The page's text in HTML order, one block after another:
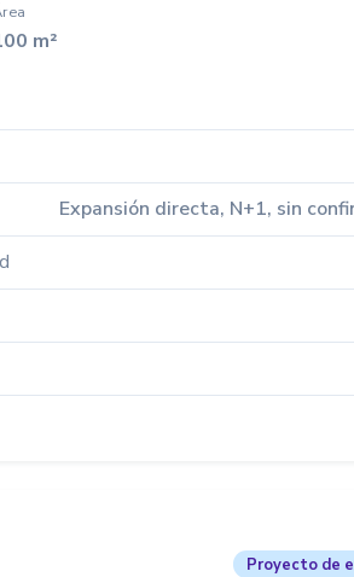
m²
Expansión directa, N+1, sin
Proyecto de